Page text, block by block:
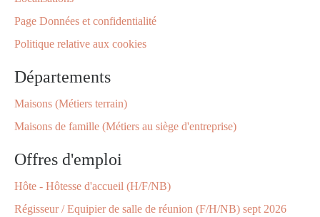
Page Données et confidentialité
Politique relative aux cookies
Départements
Maisons (Métiers terrain)
Maisons de famille (Métiers au siège d'entreprise)
Offres d'emploi
Hôte - Hôtesse d'accueil (H/F/NB)
Régisseur / Equipier de salle de réunion (F/H/NB) sept 2026